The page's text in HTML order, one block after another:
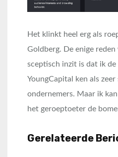
Het klinkt heel erg als
Goldberg. De enige
sceptisch inzit is dat ik
YoungCapital ken als zeer
ondernemers. Maar ik
het geroeptoeter de
Gerelateerde